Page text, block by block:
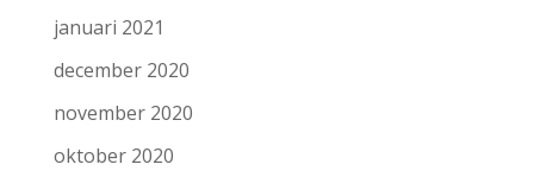
januari 2021
december 2020
november 2020
oktober 2020